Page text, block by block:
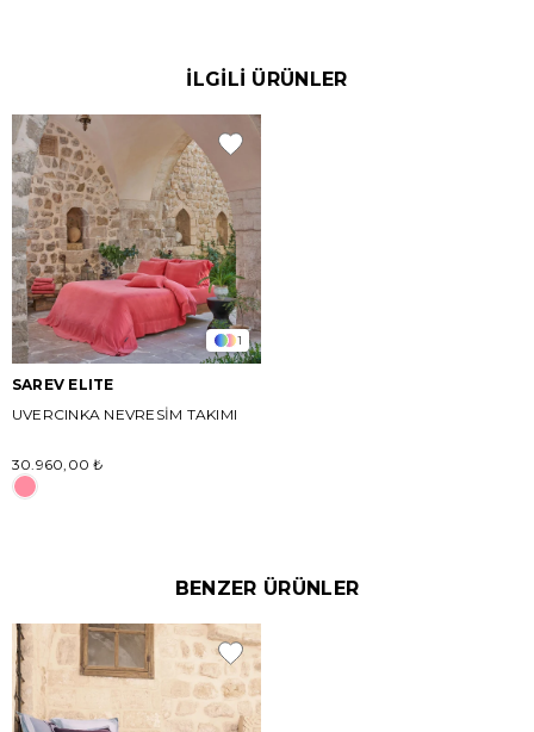
İLGİLİ ÜRÜNLER
1
SAREV ELITE
UVERCINKA NEVRESİM TAKIMI
30.960,00 ₺
BENZER ÜRÜNLER